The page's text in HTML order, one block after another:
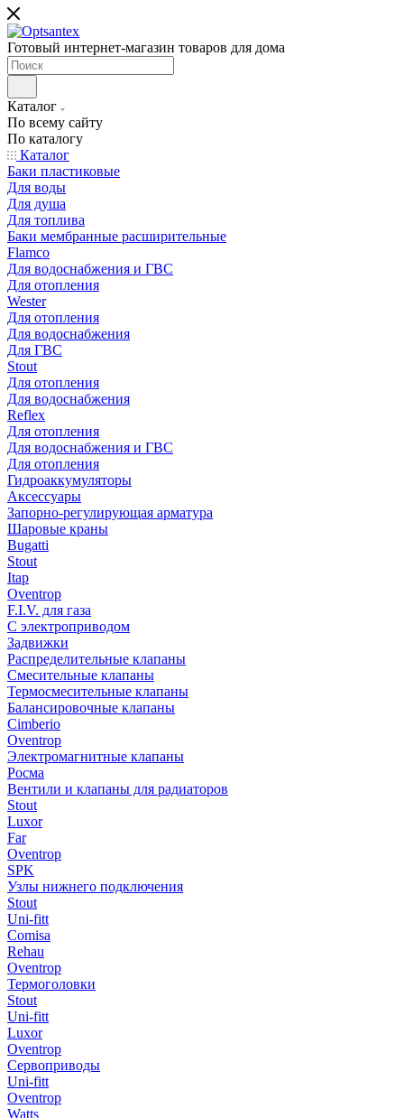
Готовый интернет-магазин товаров для дома
Каталог
По всему сайту
По каталогу
Каталог
Баки пластиковые
Для воды
Для душа
Для топлива
Баки мембранные расширительные
Flamco
Для водоснабжения и ГВС
Для отопления
Wester
Для отопления
Для водоснабжения
Для ГВС
Stout
Для отопления
Для водоснабжения
Reflex
Для отопления
Для водоснабжения и ГВС
Для отопления
Гидроаккумуляторы
Аксессуары
Запорно-регулирующая арматура
Шаровые краны
Bugatti
Stout
Itap
Oventrop
F.I.V. для газа
С электроприводом
Задвижки
Распределительные клапаны
Cмесительные клапаны
Термосмесительные клапаны
Балансировочные клапаны
Cimberio
Oventrop
Электромагнитные клапаны
Росма
Вентили и клапаны для радиаторов
Stout
Luxor
Far
Oventrop
SPK
Узлы нижнего подключения
Stout
Uni-fitt
Comisa
Rehau
Oventrop
Термоголовки
Stout
Uni-fitt
Luxor
Oventrop
Сервоприводы
Uni-fitt
Oventrop
Watts